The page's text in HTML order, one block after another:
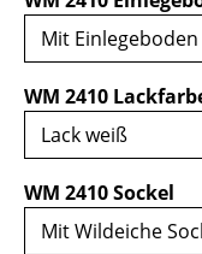
WM 2410
WM 2410 Sockel